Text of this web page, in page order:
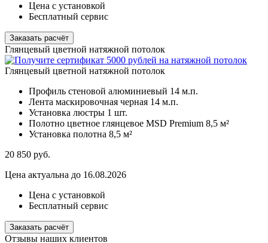
Цена с установкой
Бесплатный сервис
Заказать расчёт
Глянцевый цветной натяжной потолок
Глянцевый цветной натяжной потолок
Профиль стеновой алюминиевый 14 м.п.
Лента маскировочная черная 14 м.п.
Установка люстры 1 шт.
Полотно цветное глянцевое MSD Premium 8,5 м²
Установка полотна 8,5 м²
20 850 руб.
Цена актуальна до 16.08.2026
Цена с установкой
Бесплатный сервис
Заказать расчёт
Отзывы наших клиентов